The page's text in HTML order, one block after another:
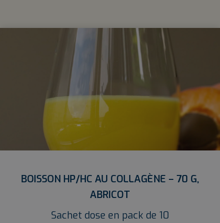
BOISSON HP/HC AU COLLAGÈNE – 70 G,
ABRICOT
Sachet dose en pack de 10